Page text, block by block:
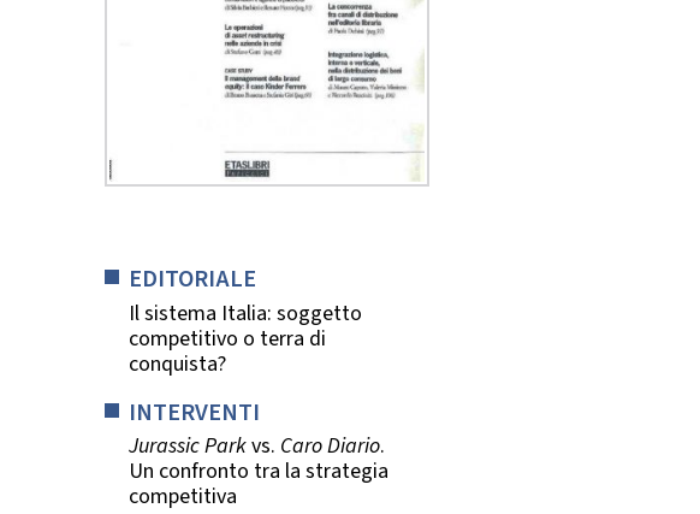
EDITORIALE
Il sistema Italia: soggetto
competitivo o terra di
conquista?
INTERVENTI
Jurassic Parkvs. Caro Diario.
Un confronto tra la strategia
competitiva